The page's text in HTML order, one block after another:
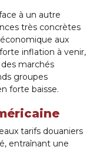
à un autre
très concrètes
aux
inflation à venir,
marchés
groupes
forte baisse.
tarifs douaniers
entraînant une